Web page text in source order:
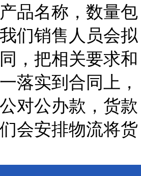
品名称，数量包
们销售人员会拟
，把相关要求和
落实到合同上，
对公办款，货款
会安排物流将货